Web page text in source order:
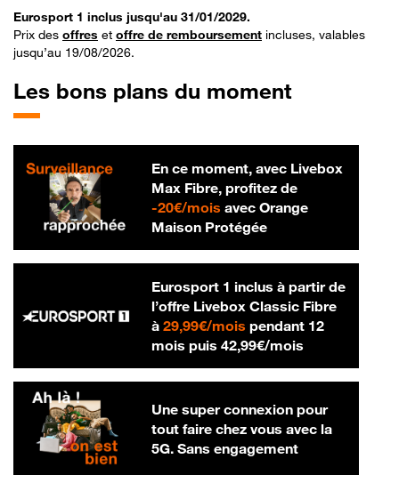
Eurosport 1 inclus jusqu'au 31/01/2029.
Prix des offres et offre de remboursement incluses, valables
jusqu’au 19/08/2026.
Les bons plans du moment
En ce moment, avec Livebox
Max Fibre, profitez de
-20€/mois20 € par mois
avec Orange
Maison Protégée
Eurosport 1 inclus à partir de
l’offre Livebox Classic Fibre
à 29,99€/mois29,99 € par mois
pendant 12
mois puis 42,99€/mois42,99 € par
Une super connexion pour
tout faire chez vous avec la
5G. Sans engagement